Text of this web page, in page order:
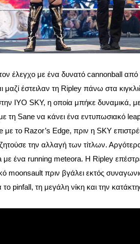
έλεγχο με ένα δυνατό cannonball
μαζί έστειλαν τη Ripley πάνω στα
IYO SKY, η οποία μπήκε δυναμικά,
τη Sane να κάνει ένα εντυπωσιακό
με το Razor’s Edge, πριν η SKY
την αλλαγή των τίτλων.
ένα running meteora. Η Ripley
moonsault πριν βγάλει εκτός
pinfall, τη μεγάλη νίκη και την